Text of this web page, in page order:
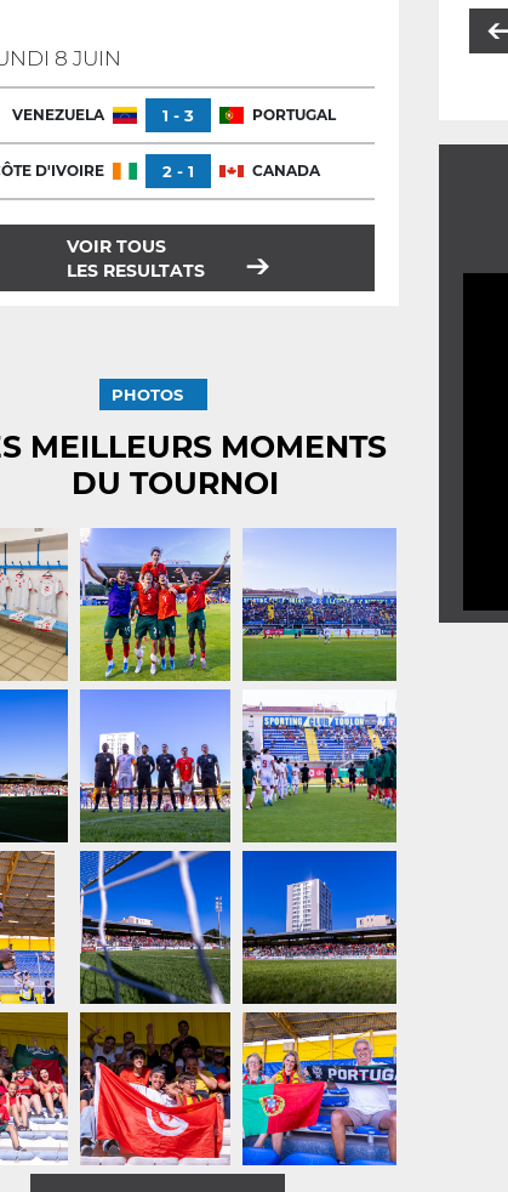
8 JUIN
VENEZUELA 1 - 3 PORTUGAL
D'IVOIRE 2 - 1 CANADA
VOIR TOUS
LES RESULTATS
PHOTOS
MEILLEURS MOMENTS
DU TOURNOI